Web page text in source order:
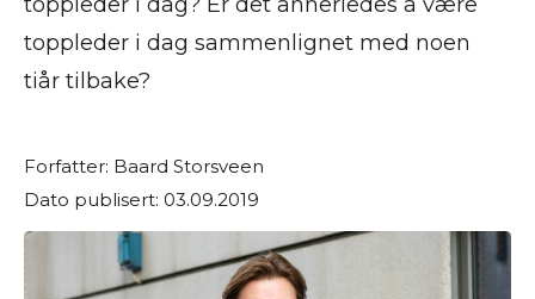
toppleder i dag sammenlignet med noen
tiår tilbake?
Forfatter: Baard Storsveen
Dato publisert: 03.09.2019